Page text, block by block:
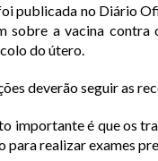
publicada no Diário
sobre a vacina contra
do útero.
deverão seguir as
importante é que os
para realizar exames